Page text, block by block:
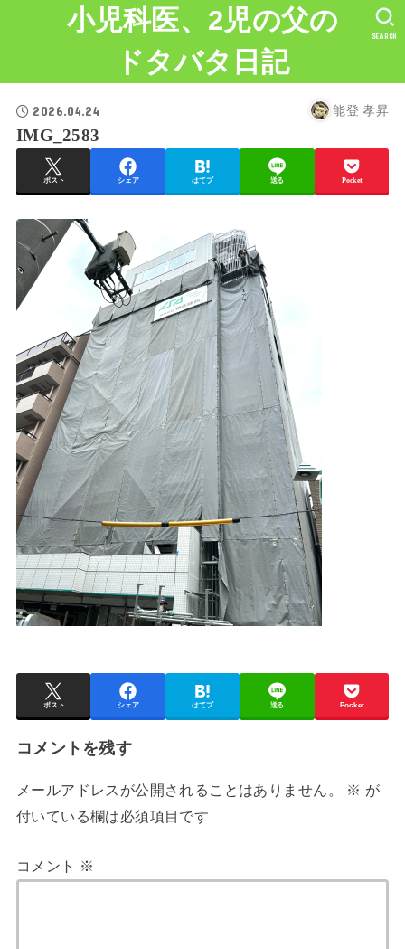
小児科医、2児の父の
ドタバタ日記
SEARCH
2026.04.24 能登 孝昇
IMG_2583
ポスト シェア はてブ 送る Pocket
ポスト シェア はてブ 送る Pocket
コメントを残す
メールアドレスが公開されることはありません。 ※ が
付いている欄は必須項目です
コメント ※